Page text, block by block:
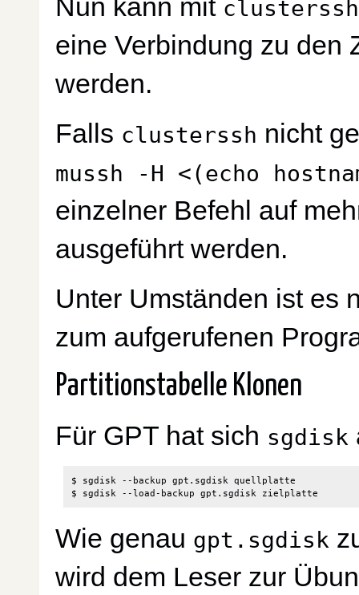
Nun kann mit
eine Verbindung zu den
werden.
Falls clusterssh nicht
mussh -H <(echo
einzelner Befehl auf
ausgeführt werden.
Unter Umständen ist es
zum aufgerufenen
Partitionstabelle Klonen
Für GPT hat sich sgdisk
$ sgdisk --backup gpt.sgdisk quellplatte
Wie genau gpt.sgdisk
wird dem Leser zur